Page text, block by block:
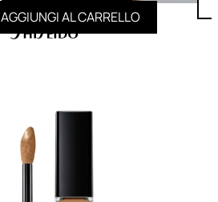
AGGIUNGI AL CARRELLO